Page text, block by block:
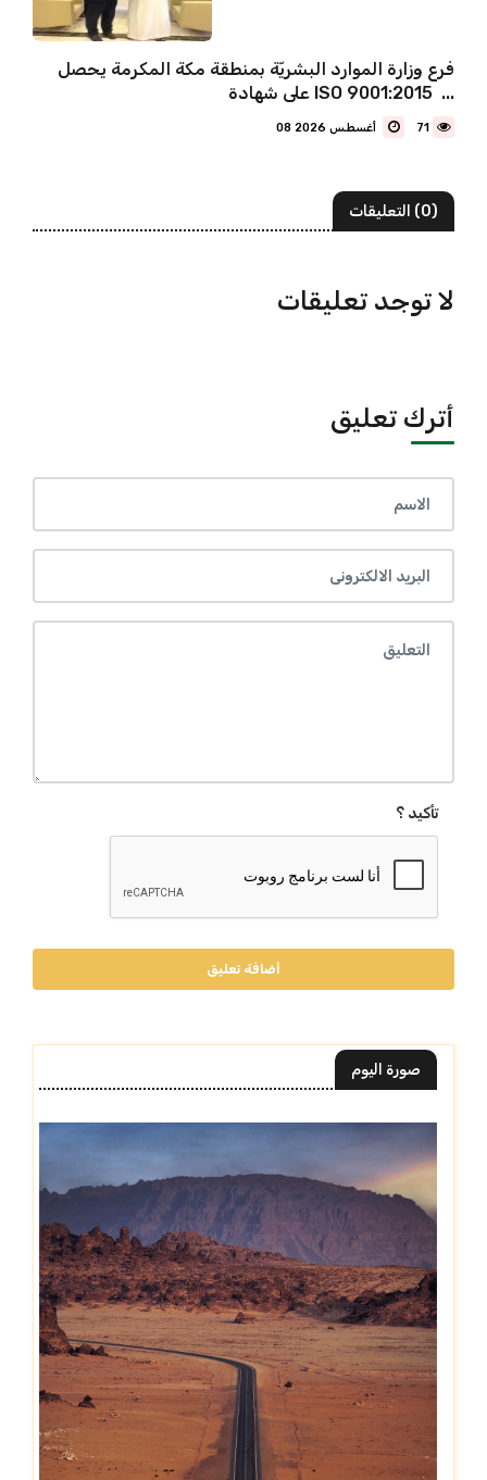
فرع وزارة الموارد البشريّة بمنطقة مكة المكرمة يحصل
على شهادة ISO 9001:2015 ...
71
(0) التعليقات
لا توجد تعليقات
أترك تعليق
تأكيد ؟
أضافة تعليق
صورة اليوم